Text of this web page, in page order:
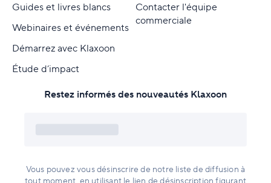
Guides et livres blancs
Webinaires et événements
Démarrez avec Klaxoon
Étude d’impact
Contacter l'équipe
commerciale
Restez informés des nouveautés Klaxoon
Vous pouvez vous désinscrire de notre liste de diffusion à